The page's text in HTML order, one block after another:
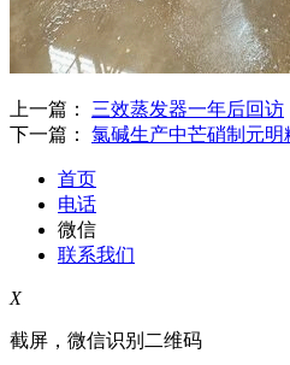
上一篇： 三效蒸发器一年后回访
下一篇： 氯碱生产中芒硝制元明
首页
电话
微信
联系我们
X
截屏，微信识别二维码